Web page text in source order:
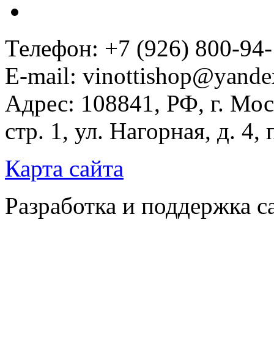
Телефон: +7 (926) 800-
E-mail:
Адрес: 108841, РФ, г.
стр. 1, ул. Нагорная, д.
Карта сайта
Разработка и поддержка